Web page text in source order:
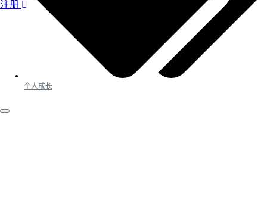
注册
个人成长